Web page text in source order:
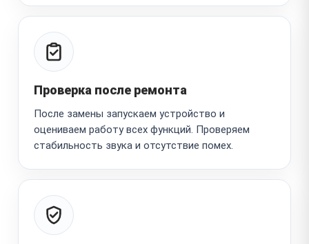
Проверка после ремонта
После замены запускаем устройство и
оцениваем работу всех функций. Проверяем
стабильность звука и отсутствие помех.